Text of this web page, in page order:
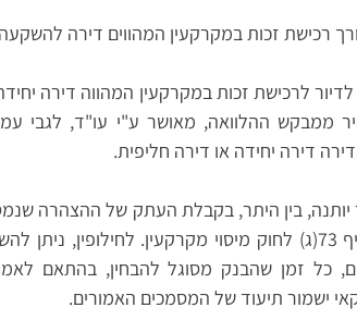
לדיור לרכישת זכות במקרקעין המהווה דירה
ממבקש ההלוואה, מאושר ע"י עו"ד, לגבי
דירה יחידה או דירה חליפית.
יותנה, בין היתר, בקבלת העתק של ההצהרה
המיסים בהתאם לסעיף 73(ג) לחוק מיסוי מקרקעין.
כל זמן שהבנק מסוגל להבחין, בהתאם
ישמור תיעוד של המסמכים האמורים.